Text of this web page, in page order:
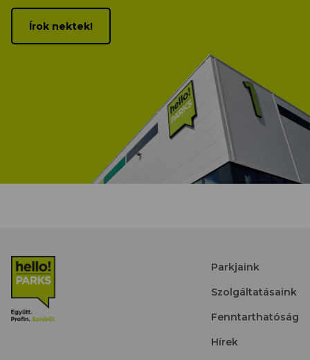
Írok nektek!
Parkjaink
Szolgáltatásaink
Fenntarthatóság
Hírek